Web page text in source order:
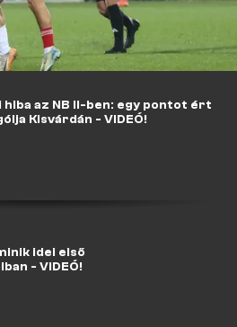
az NB II-ben: egy pontot ért
Kisvárdán - VIDEÓ!
idei első
- VIDEÓ!